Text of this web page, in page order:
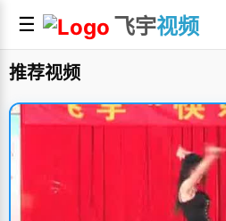
☰ 飞宇视频
推荐视频